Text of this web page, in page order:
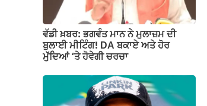
ਵੱਡੀ ਖ਼ਬਰ: ਭਗਵੰਤ ਮਾਨ ਨੇ ਮੁਲਾਜ਼ਮ ਦੀ
ਬੁਲਾਈ ਮੀਟਿੰਗ! DA ਬਕਾਏ ਅਤੇ ਹੋਰ
ਮੁੱਦਿਆਂ ‘ਤੇ ਹੋਵੇਗੀ ਚਰਚਾ